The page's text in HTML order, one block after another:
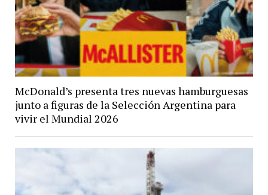
McDonald’s presenta tres nuevas hamburguesas
junto a figuras de la Selección Argentina para
vivir el Mundial 2026